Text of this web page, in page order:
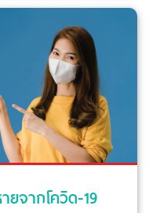
ยจากโควิด-19